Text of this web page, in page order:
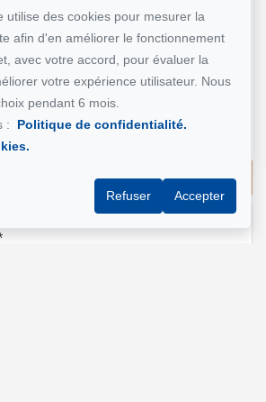
#19147220
Mohsen Darai
Courtier immobilier
514 924-7445
Écrivez-moi un courriel
utilise des cookies pour mesurer la
afin d'en améliorer le fonctionnement
avec votre accord, pour évaluer la
votre expérience utilisateur. Nous
pendant 6 mois.
:
Politique de confidentialité.
Refuser Accepter